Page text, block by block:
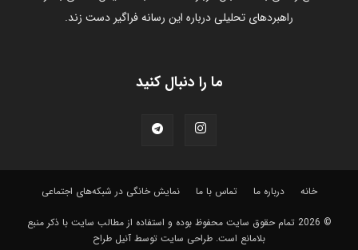
راهبردهای تحلیلی درباره این رسانه فراگیر دست زند.
ما را دنبال کنید
خانه درباره ما تماس با ما نمایش خانگی در شبکه‌های اجتماعی
© 2026 تمام حقوق سایت محفوظ بوده و استفاده از مطالب سايت با ذکر منبع
بلامانع است. طراحی سایت توسط آنیل طراح